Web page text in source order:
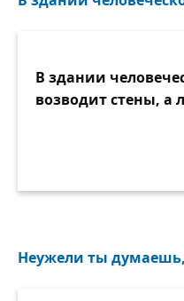
В здании
возводит стены, а
Неужели ты